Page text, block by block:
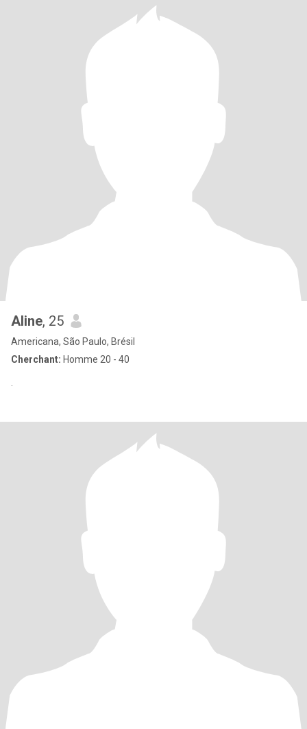
Aline, 25
Americana, São Paulo, Brésil
Cherchant: Homme 20 - 40